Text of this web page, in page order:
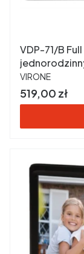
VDP-71/B
PRODUCENT
VIRONE
Cena
519,00 zł